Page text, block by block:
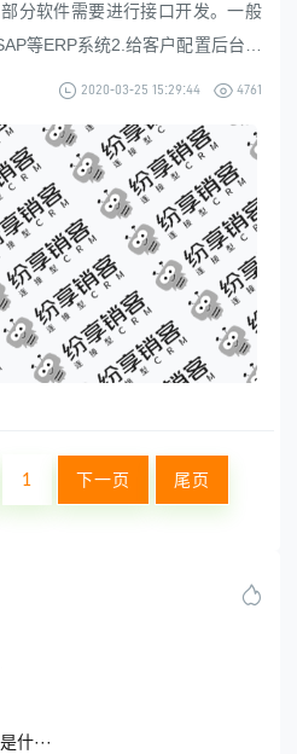
分软件需要进行接口开发。一般
等ERP系统2.给客户配置后台，
：1.学历全日制大专以上。2.
linux服务器部署经验4.能通过sql
2020-03-25 15:29:44 4761
1 下一页 尾页
什···